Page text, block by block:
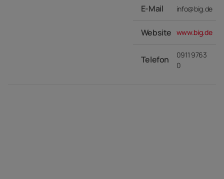
E-Mail info@big.de
Website www.big.de
Telefon
0911 9763
0